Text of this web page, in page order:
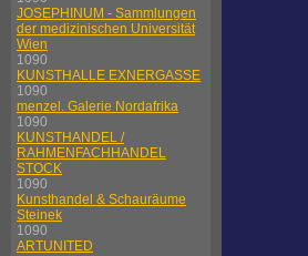
JOSEPHINUM - Sammlungen
der medizinischen Universität
Wien
1090
KUNSTHALLE EXNERGASSE
1090
menzel. Galerie Nordafrika
1090
KUNSTHANDEL /
RAHMENFACHHANDEL
STOCK
1090
Kunsthandel & Schauräume
Steinek
1090
ARTUNITED